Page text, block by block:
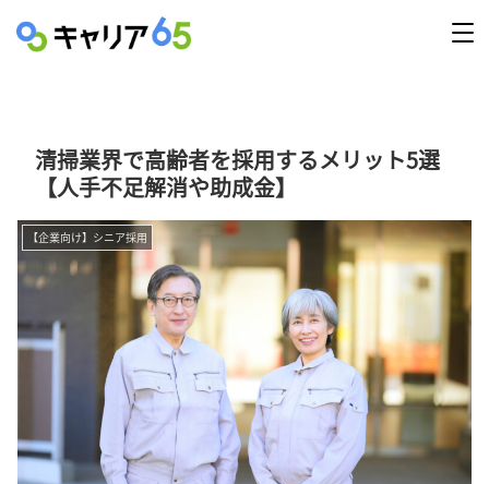
清掃業界で高齢者を採用するメリット5選
【人手不足解消や助成金】
【企業向け】シニア採用